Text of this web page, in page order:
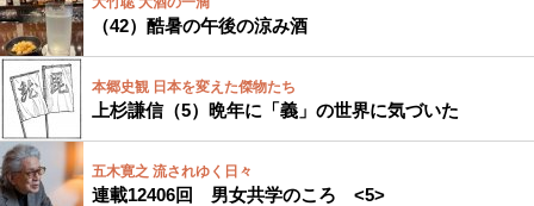
（42）酷暑の午後の涼み酒
本郷史観 日本を変えた傑物たち
上杉謙信（5）晩年に「義」の世界に気づいた
五木寛之 流されゆく日々
連載12406回 男女共学のころ <5>